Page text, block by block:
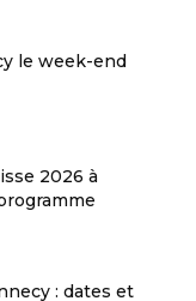
le week-end
2026 à
: dates et